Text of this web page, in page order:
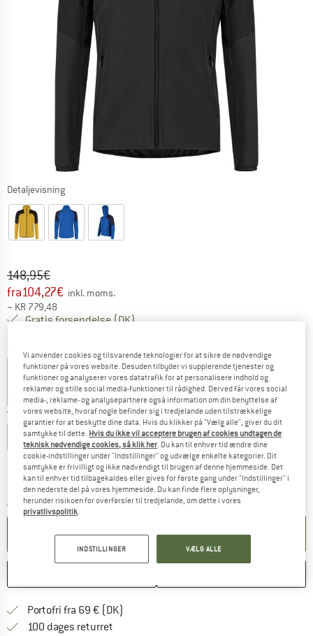
Detaljevisning
Original pris :
148,95€
Pris:
fra104,27€ inkl. moms.
~ KR 779,48
Gratis forsendelse(DK)Danmark. Oplysninger om
25% 25% 30%
Vælg en størrelse:
XS S M L XL XXL
Størrelsestabel
Leveringstid: 4-6 arbejdsdageLinket åbnes i en infoboks og indeholder
Antal:
LÆG I KURV
Portofri fra 69 € (DK)
100 dages returret
Vi anvender cookies og tilsvarende teknologier for at sikre de nødvendige
funktioner på vores website. Desuden tilbyder vi supplerende tjenester og
funktioner og analyserer vores datatrafik for at personalisere indhold og
reklamer og stille social media-funktioner til rådighed. Derved får vores social
media-, reklame- og analysepartnere også information om din benyttelse af
vores website, hvoraf nogle befinder sig i tredjelande uden tilstrækkelige
garantier for at beskytte dine data. Hvis du klikker på "Vælg alle", giver du dit
samtykke til dette. Hvis du ikke vil acceptere brugen af cookies undtagen de
teknisk nødvendige cookies, så klik her . Du kan til enhver tid ændre dine
cookie-indstillinger under "Indstillinger" og udvælge enkelte kategorier. Dit
samtykke er frivilligt og ikke nødvendigt til brugen af denne hjemmeside. Det
kan til enhver tid tilbagekaldes eller gives for første gang under "Indstillinger" i
den nederste del på vores hjemmeside. Du kan finde flere oplysninger,
herunder risikoen for overførsler til tredjelande, om dette i vores
privatlivspolitik
INDSTILLINGER VÆLG ALLE